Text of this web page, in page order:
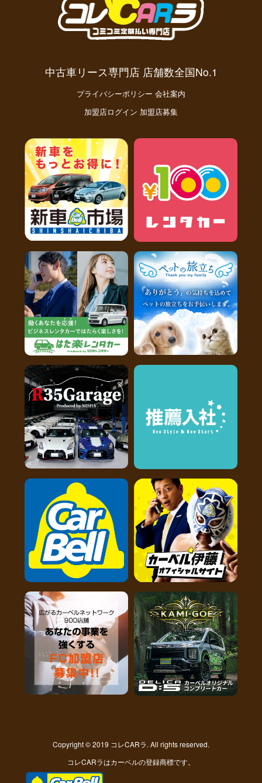
中古車リース専門店 店舗数全国No.1
プライバシーポリシー 会社案内
加盟店ログイン 加盟店募集
Copyright © 2019 コレCARラ. All rights reserved.
コレCARラはカーベルの登録商標です。